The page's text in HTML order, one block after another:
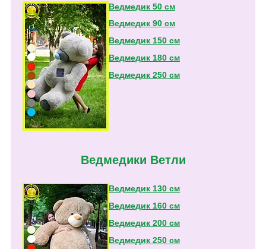
Ведмедик 50 см
Ведмедик 90 см
Ведмедик 150 см
Ведмедик 180 см
Ведмедик 250 см
Ведмедики Ветли
Ведмедик 130 см
Ведмедик 160 см
Ведмедик 200 см
Ведмедик 250 см